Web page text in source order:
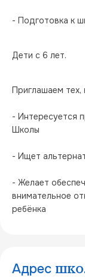
- Подготовка к
Дети с 6 лет.
Приглашаем тех,
- Интересуется
Школы
- Ищет
- Желает
внимательное
ребёнка
Адрес